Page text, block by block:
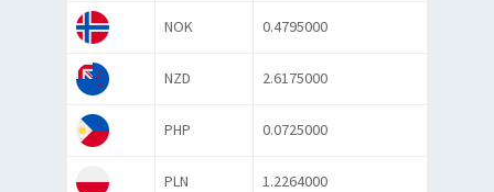
NOK 0.4795000
NZD 2.6175000
PHP 0.0725000
PLN 1.2264000